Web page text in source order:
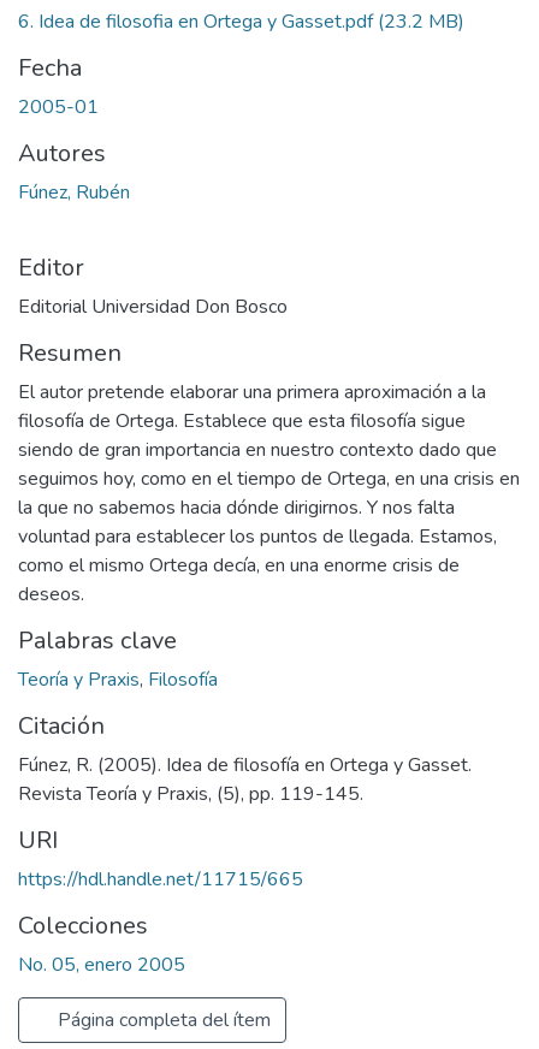
6. Idea de filosofia en Ortega y Gasset.pdf(23.2 MB)
Fecha
2005-01
Autores
Fúnez, Rubén
Editor
Editorial Universidad Don Bosco
Resumen
El autor pretende elaborar una primera aproximación a la
filosofía de Ortega. Establece que esta filosofía sigue
siendo de gran importancia en nuestro contexto dado que
seguimos hoy, como en el tiempo de Ortega, en una crisis en
la que no sabemos hacia dónde dirigirnos. Y nos falta
voluntad para establecer los puntos de llegada. Estamos,
como el mismo Ortega decía, en una enorme crisis de
deseos.
Palabras clave
Teoría y Praxis, Filosofía
Citación
Fúnez, R. (2005). Idea de filosofía en Ortega y Gasset.
Revista Teoría y Praxis, (5), pp. 119-145.
URI
https://hdl.handle.net/11715/665
Colecciones
No. 05, enero 2005
Página completa del ítem